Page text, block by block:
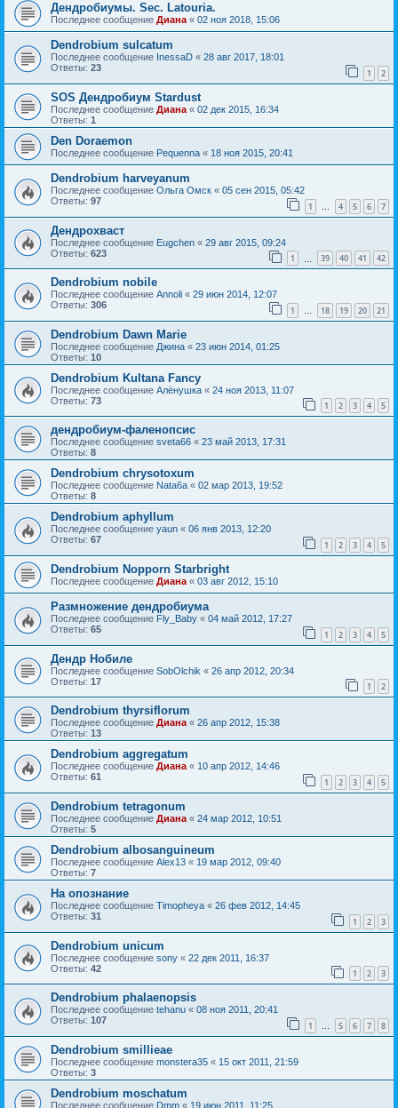
Дендробиумы. Sec. Latouria.
Последнее сообщение Диана « 02 ноя 2018, 15:06
Dendrobium sulcatum
Последнее сообщение InessaD « 28 авг 2017, 18:01
Ответы: 23 1 2
SOS Дендробиум Stardust
Последнее сообщение Диана « 02 дек 2015, 16:34
Ответы: 1
Den Doraemon
Последнее сообщение Pequenna « 18 ноя 2015, 20:41
Dendrobium harveyanum
Последнее сообщение Ольга Омск « 05 сен 2015, 05:42
Ответы: 97 1 … 4 5 6 7
Дендрохваст
Последнее сообщение Eugchen « 29 авг 2015, 09:24
Ответы: 623 1 39 40 41 42
Dendrobium nobile
Последнее сообщение Annoli « 29 июн 2014, 12:07
Ответы: 306 1 … 18 19 20 21
Dendrobium Dawn Marie
Последнее сообщение Джина « 23 июн 2014, 01:25
Ответы: 10
Dendrobium Kultana Fancy
Последнее сообщение Алёнушка « 24 ноя 2013, 11:07
Ответы: 73 1 2 3 4 5
дендробиум-фаленопсис
Последнее сообщение sveta66 « 23 май 2013, 17:31
Ответы: 8
Dendrobium chrysotoxum
Последнее сообщение Nata6a « 02 мар 2013, 19:52
Ответы: 8
Dendrobium aphyllum
Последнее сообщение yaun « 06 янв 2013, 12:20
Ответы: 67 1 2 3 4 5
Dendrobium Nopporn Starbright
Последнее сообщение Диана « 03 авг 2012, 15:10
Размножение дендробиума
Последнее сообщение Fly_Baby « 04 май 2012, 17:27
Ответы: 65 1 2 3 4 5
Дендр Нобиле
Последнее сообщение SobOlchik « 26 апр 2012, 20:34
Ответы: 17 1 2
Dendrobium thyrsiflorum
Последнее сообщение Диана« 26 апр 2012, 15:38
Ответы: 13
Dendrobium aggregatum
Последнее сообщение Диана« 10 апр 2012, 14:46
Ответы: 61 1 2 3 4 5
Dendrobium tetragonum
Последнее сообщение Диана « 24 мар 2012, 10:51
Ответы: 5
Dendrobium albosanguineum
Последнее сообщение Alex13 « 19 мар 2012, 09:40
Ответы: 7
На опознание
Последнее сообщение Timopheya « 26 фев 2012, 14:45
Ответы: 31 1 2 3
Dendrobium unicum
Последнее сообщение sony « 22 дек 2011, 16:37
Ответы: 42 1 2 3
Dendrobium phalaenopsis
Последнее сообщение tehanu « 08 ноя 2011, 20:41
Ответы: 107 1 … 5 6 7 8
Dendrobium smillieae
Последнее сообщение monstera35 « 15 окт 2011, 21:59
Ответы: 3
Dendrobium moschatum
Последнее сообщение Dmm « 19 июн 2011, 11:25